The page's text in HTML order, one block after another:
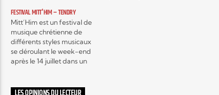
Mittersheim en Moselle.
Chaque année, c’est plus
de 2000 personnes venus
des quatre coins de la
France et des pays
limitrophes qui participent
FESTIVAL MITT'HIM – TENDRY
Mitt’Him est un festival de
musique chrétienne de
différents styles musicaux
se déroulant le week-end
après le 14 juillet dans un
Chaque année, c’est plus